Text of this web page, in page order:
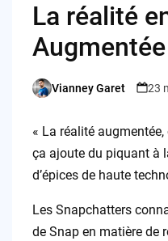
La réalité
Augmentée
Posted
Vianney Garet 23
« La réalité
ça ajoute du piquant à
d’épices de haute
Les Snapchatters
de Snap en matière de